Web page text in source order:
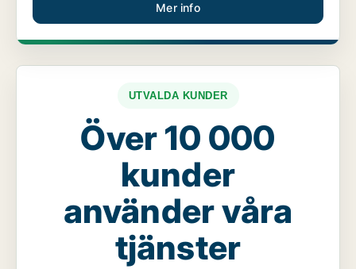
Mer info
UTVALDA KUNDER
Över 10 000
kunder
använder våra
tjänster